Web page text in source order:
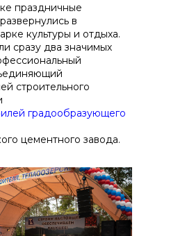
праздничные
в
культуры и отдыха.
сразу два значимых
строительного
градообразующего
цементного завода.